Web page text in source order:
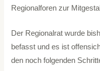
Regionalforen zur
Der Regionalrat wurde
befasst und es ist
den noch folgenden